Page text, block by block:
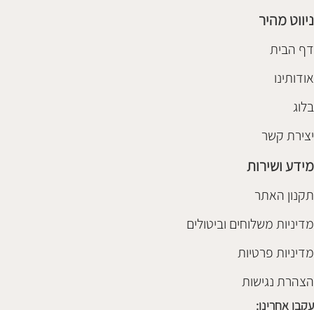
ניווט מהיר
דף הבית
אודותינו
בלוג
יצירת קשר
מידע ושירות
תקנון האתר
מדיניות משלוחים וביטולים
מדיניות פרטיות
הצהרת נגישות
עקבו אחרינו: